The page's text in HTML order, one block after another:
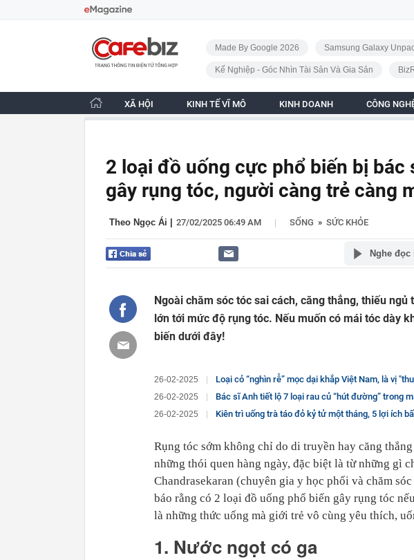
CafeBiz - Trang chủ
Made By Google 2026 Samsung Galaxy
Kế Nghiệp - Góc Nhìn Tài Sản Và Gia Sản
XÃ HỘI KINH TẾ VĨ MÔ KINH DOANH CÔNG
2 loại đồ uống cực phổ biến bị bác
gây rụng tóc, người càng trẻ càng
Theo Ngọc Ái 27/02/2025 06:49 AM | SỐNG » SỨC KHỎE
Nghe đọc
Ngoài chăm sóc tóc sai cách, căng thẳng, thiếu
lớn tới mức độ rụng tóc. Nếu muốn có mái tóc dày
biến dưới đây!
26-02-2025 Loại cỏ “nghìn rễ” mọc dại khắp Việt Nam, là vị
26-02-2025 Bác sĩ Anh tiết lộ 7 loại rau củ “hút đường” trong
26-02-2025 Kiên trì uống trà táo đỏ kỷ tử một tháng, 5 lợi ích
Rụng tóc sớm không chỉ do di truyền hay căng
những thói quen hàng ngày, đặc biệt là từ những gì
Chandrasekaran (chuyên gia y học phổi và chăm
báo rằng có 2 loại đồ uống phổ biến gây rụng tóc
là những thức uống mà giới trẻ vô cùng yêu thích,
1. Nước ngọt có ga